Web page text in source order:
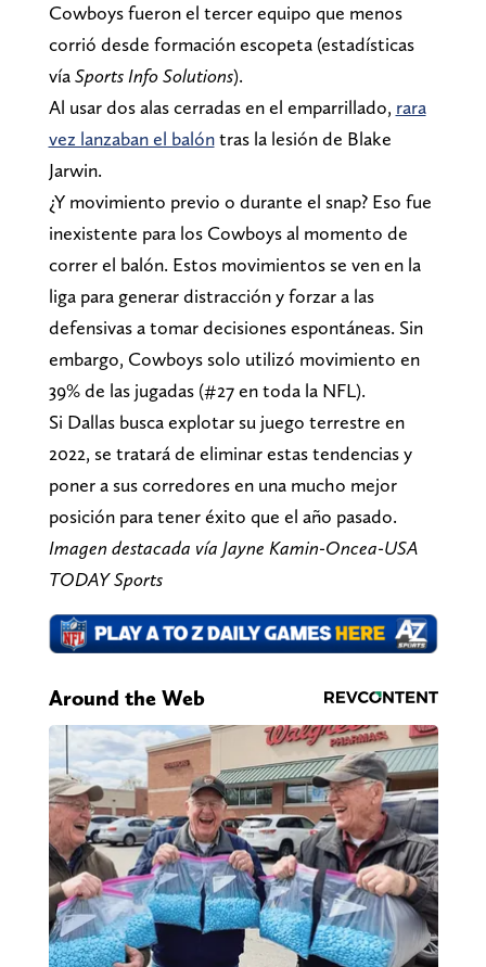
Cowboys fueron el tercer equipo que menos
corrió desde formación escopeta (estadísticas
víaSports Info Solutions).
Al usar dos alas cerradas en el emparrillado, rara
vez lanzaban el balóntras la lesión de Blake
Jarwin.
¿Y movimiento previo o durante el snap? Eso fue
inexistente para los Cowboys al momento de
correr el balón. Estos movimientos se ven en la
liga para generar distracción y forzar a las
defensivas a tomar decisiones espontáneas. Sin
embargo, Cowboys solo utilizó movimiento en
39% de las jugadas (#27 en toda la NFL).
Si Dallas busca explotar su juego terrestre en
2022, se tratará de eliminar estas tendencias y
poner a sus corredores en una mucho mejor
posición para tener éxito que el año pasado.
Imagen destacada vía Jayne Kamin-Oncea-USA
TODAY Sports
Around the Web